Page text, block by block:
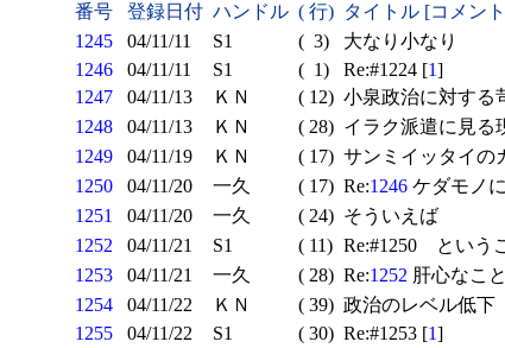
番号 登録日付 ハンドル ( 行) タイトル [コメン
1245
04/11/11 S1 ( 3)
大なり小なり
1246
04/11/11 S1 ( 1) Re:#1224 [1]
1247
04/11/13 ＫＮ ( 12) 小泉政治に対する
1248
04/11/13 ＫＮ ( 28) イラク派遣に見る
1249
04/11/19 ＫＮ ( 17) サンミイッタイの
1250
04/11/20 一久 ( 17) Re:1246 ケダモノ
1251
04/11/20 一久 ( 24) そういえば
1252
04/11/21 S1 ( 11) Re:#1250 という
1253
04/11/21 一久 ( 28) Re:1252 肝心なこ
1254
04/11/22 ＫＮ ( 39) 政治のレベル低下
1255
04/11/22 S1 ( 30) Re:#1253 [1]